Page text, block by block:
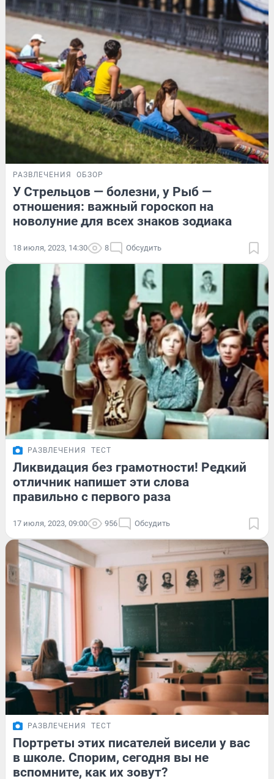
РАЗВЛЕЧЕНИЯ ОБЗОР
У Стрельцов — болезни, у Рыб —
отношения: важный гороскоп на
новолуние для всех знаков зодиака
18 июля, 2023, 14:30 8 Обсудить
РАЗВЛЕЧЕНИЯ ТЕСТ
Ликвидация без грамотности! Редкий
отличник напишет эти слова
правильно с первого раза
17 июля, 2023, 09:00 956 Обсудить
РАЗВЛЕЧЕНИЯ ТЕСТ
Портреты этих писателей висели у вас
в школе. Спорим, сегодня вы не
вспомните, как их зовут?